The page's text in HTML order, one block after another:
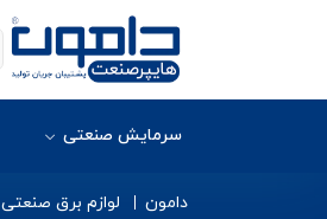
سرمایش صنعتی
دامون لوازم برق صنعتی